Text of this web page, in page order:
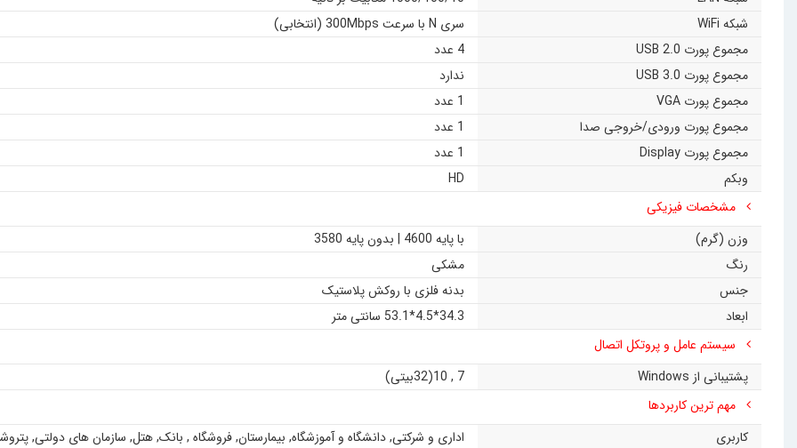
شبکه WiFi
سری N با سرعت 300Mbps (انتخابی)
مجموع پورت USB 2.0
4 عدد
مجموع پورت USB 3.0
ندارد
مجموع پورت VGA
1 عدد
مجموع پورت ورودی/خروجی صدا
1 عدد
مجموع پورت Display
1 عدد
وبکم
HD
مشخصات فیزیکی
وزن (گرم)
با پایه 4600 | بدون پایه 3580
رنگ
مشکی
جنس
بدنه فلزی با روکش پلاستیک
ابعاد
34.3*4.5*53.1 سانتی متر
سیستم عامل و پروتکل اتصال
پشتیبانی از Windows
7
, 10(32بیتی)
مهم ترین کاربردها
کاربری
اداری و شرکتی,دانشگاه و آموزشگاه, بیمارستان,فروشگاه , بانک,هتل, سازمان های دولتی,